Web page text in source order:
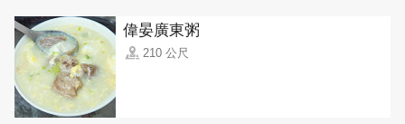
偉晏廣東粥
210 公尺